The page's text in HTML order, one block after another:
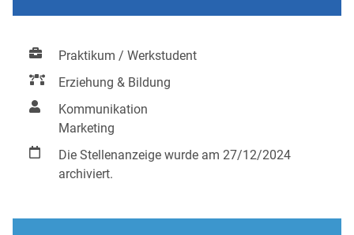
Praktikum / Werkstudent
Erziehung & Bildung
Kommunikation
Marketing
Die Stellenanzeige wurde am 27/12/2024
archiviert.